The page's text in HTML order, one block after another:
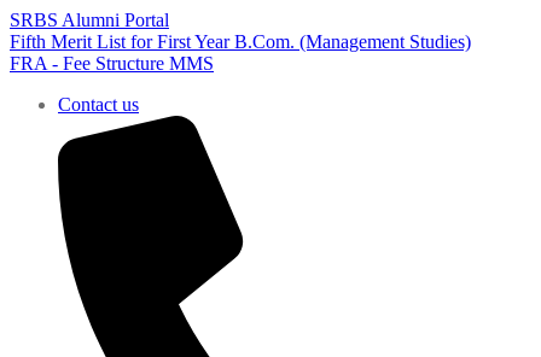
SRBS Alumni Portal
Fifth Merit List for First Year B.Com. (Management Studies)
FRA - Fee Structure MMS
Contact us